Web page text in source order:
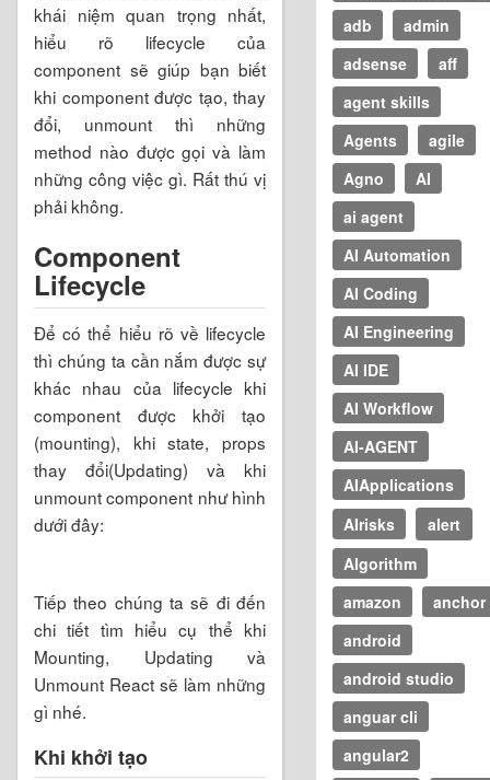
khái niệm quan trọng nhất,
hiểu rõ lifecycle của
component sẽ giúp bạn biết
khi component được tạo, thay
đổi, unmount thì những
method nào được gọi và làm
những công việc gì. Rất thú vị
phải không.
Component
Lifecycle
Để có thể hiểu rõ về lifecycle
thì chúng ta cần nắm được sự
khác nhau của lifecycle khi
component được khởi tạo
(mounting), khi state, props
thay đổi(Updating) và khi
unmount component như hình
dưới đây:
Tiếp theo chúng ta sẽ đi đến
chi tiết tìm hiểu cụ thể khi
Mounting, Updating và
Unmount React sẽ làm những
gì nhé.
Khi khởi tạo
adb
admin
adsense
aff
agent skills
Agents
agile
Agno
AI
ai agent
AI Automation
AI Coding
AI Engineering
AI IDE
AI Workflow
AI-AGENT
AIApplications
AIrisks
alert
Algorithm
amazon
anchor
android
android studio
anguar cli
angular2